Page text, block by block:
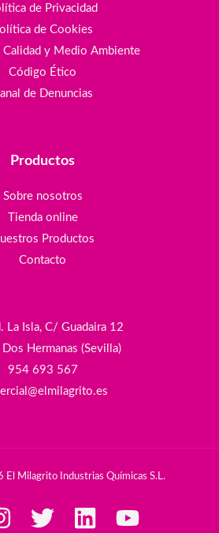
de Privacidad
de Cookies
Calidad y Medio Ambiente
Código Ético
de Denuncias
Productos
Sobre nosotros
Tienda online
Productos
Contacto
La Isla, C/ Guadaira 12
Hermanas (Sevilla)
954 693 567
Milagrito Industrias Químicas S.L.